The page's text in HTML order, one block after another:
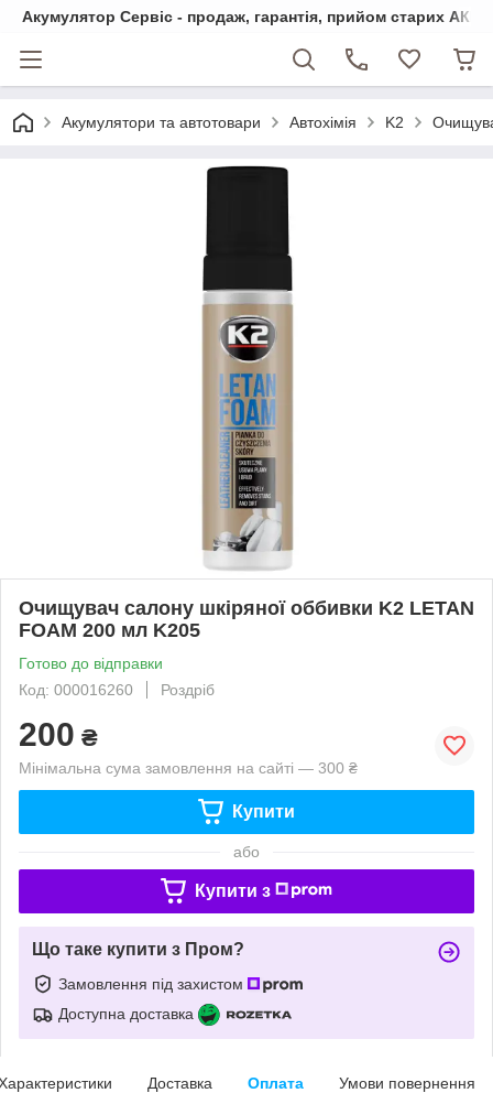
Акумулятор Сервіс - продаж, гарантія, прийом старих АКБ
Акумулятори та автотовари Автохімія K2
Очищувач салону шкіряної оббивки K2 LETAN
FOAM 200 мл K205
Готово до відправки
Код: 000016260
Роздріб
200 ₴
Мінімальна сума замовлення на сайті — 300 ₴
Купити
або
Купити з
Що таке купити з Пром?
Замовлення під захистом
Доступна доставка
Доставка Оплата Умови повернення